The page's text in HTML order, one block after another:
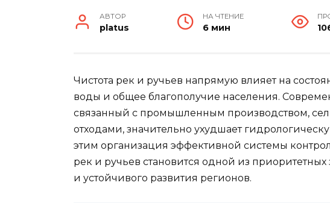
АВТОР
platus
НА ЧТЕНИЕ
6 мин
Чистота рек и ручьев напрямую влияет на
воды и общее благополучие населения.
связанный с промышленным производством,
отходами, значительно ухудшает
этим организация эффективной системы
рек и ручьев становится одной из приоритетных
и устойчивого развития регионов.